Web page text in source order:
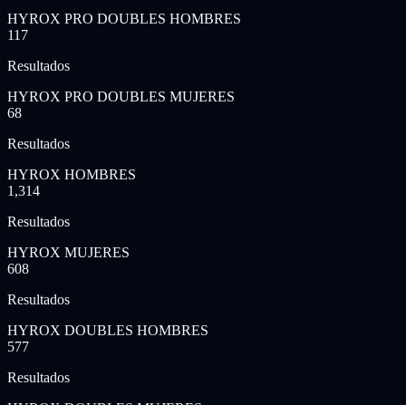
HYROX PRO DOUBLES HOMBRES
117
Resultados
HYROX PRO DOUBLES MUJERES
68
Resultados
HYROX HOMBRES
1,314
Resultados
HYROX MUJERES
608
Resultados
HYROX DOUBLES HOMBRES
577
Resultados